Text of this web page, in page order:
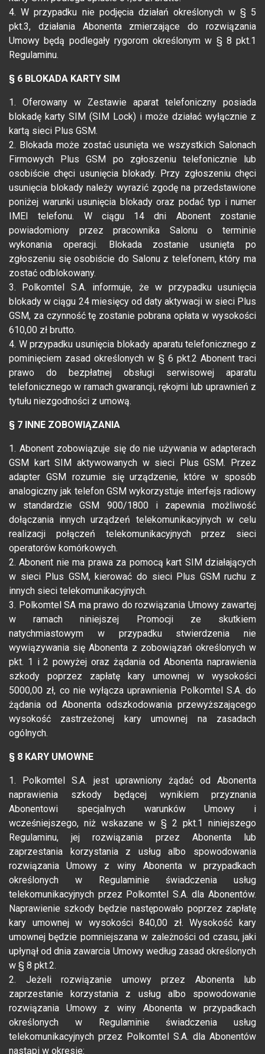
4. W przypadku nie podjęcia działań określonych w § 5
pkt.3, działania Abonenta zmierzające do rozwiązania
Umowy będą podlegały rygorom określonym w § 8 pkt.1
Regulaminu.
§ 6 BLOKADA KARTY SIM
1. Oferowany w Zestawie aparat telefoniczny posiada
blokadę karty SIM (SIM Lock) i może działać wyłącznie z
kartą sieci Plus GSM.
2. Blokada może zostać usunięta we wszystkich Salonach
Firmowych Plus GSM po zgłoszeniu telefonicznie lub
osobiście chęci usunięcia blokady. Przy zgłoszeniu chęci
usunięcia blokady należy wyrazić zgodę na przedstawione
poniżej warunki usunięcia blokady oraz podać typ i numer
IMEI telefonu. W ciągu 14 dni Abonent zostanie
powiadomiony przez pracownika Salonu o terminie
wykonania operacji. Blokada zostanie usunięta po
zgłoszeniu się osobiście do Salonu z telefonem, który ma
zostać odblokowany.
3. Polkomtel S.A. informuje, że w przypadku usunięcia
blokady w ciągu 24 miesięcy od daty aktywacji w sieci Plus
GSM, za czynność tę zostanie pobrana opłata w wysokości
610,00 zł brutto.
4. W przypadku usunięcia blokady aparatu telefonicznego z
pominięciem zasad określonych w § 6 pkt.2 Abonent traci
prawo do bezpłatnej obsługi serwisowej aparatu
telefonicznego w ramach gwarancji, rękojmi lub uprawnień z
tytułu niezgodności z umową.
§ 7 INNE ZOBOWIĄZANIA
1. Abonent zobowiązuje się do nie używania w adapterach
GSM kart SIM aktywowanych w sieci Plus GSM. Przez
adapter GSM rozumie się urządzenie, które w sposób
analogiczny jak telefon GSM wykorzystuje interfejs radiowy
w standardzie GSM 900/1800 i zapewnia możliwość
dołączania innych urządzeń telekomunikacyjnych w celu
realizacji połączeń telekomunikacyjnych przez sieci
operatorów komórkowych.
2. Abonent nie ma prawa za pomocą kart SIM działających
w sieci Plus GSM, kierować do sieci Plus GSM ruchu z
innych sieci telekomunikacyjnych.
3. Polkomtel SA ma prawo do rozwiązania Umowy zawartej
w ramach niniejszej Promocji ze skutkiem
natychmiastowym w przypadku stwierdzenia nie
wywiązywania się Abonenta z zobowiązań określonych w
pkt. 1 i 2 powyżej oraz żądania od Abonenta naprawienia
szkody poprzez zapłatę kary umownej w wysokości
5000,00 zł, co nie wyłącza uprawnienia Polkomtel S.A. do
żądania od Abonenta odszkodowania przewyższającego
wysokość zastrzeżonej kary umownej na zasadach
ogólnych.
§ 8 KARY UMOWNE
1. Polkomtel S.A. jest uprawniony żądać od Abonenta
naprawienia szkody będącej wynikiem przyznania
Abonentowi specjalnych warunków Umowy i
wcześniejszego, niż wskazane w § 2 pkt.1 niniejszego
Regulaminu, jej rozwiązania przez Abonenta lub
zaprzestania korzystania z usług albo spowodowania
rozwiązania Umowy z winy Abonenta w przypadkach
określonych w Regulaminie świadczenia usług
telekomunikacyjnych przez Polkomtel S.A. dla Abonentów.
Naprawienie szkody będzie następowało poprzez zapłatę
kary umownej w wysokości 840,00 zł. Wysokość kary
umownej będzie pomniejszana w zależności od czasu, jaki
upłynął od dnia zawarcia Umowy według zasad określonych
w § 8 pkt.2.
2. Jeżeli rozwiązanie umowy przez Abonenta lub
zaprzestanie korzystania z usług albo spowodowanie
rozwiązania Umowy z winy Abonenta w przypadkach
określonych w Regulaminie świadczenia usług
telekomunikacyjnych przez Polkomtel S.A. dla Abonentów
nastąpi w okresie: